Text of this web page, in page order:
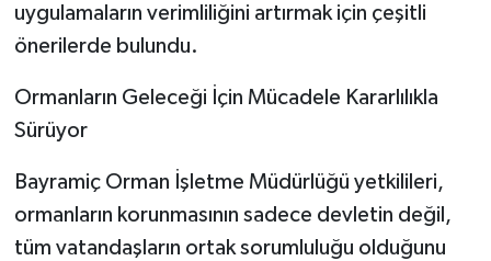
uygulamaların verimliliğini artırmak için çeşitli
önerilerde bulundu.
Ormanların Geleceği İçin Mücadele Kararlılıkla
Sürüyor
Bayramiç Orman İşletme Müdürlüğü yetkilileri,
ormanların korunmasının sadece devletin değil,
tüm vatandaşların ortak sorumluluğu olduğunu